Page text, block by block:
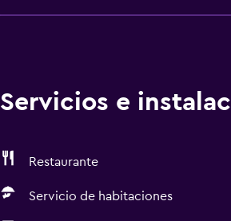
Servicios e
Restaurante
Servicio de habitaciones